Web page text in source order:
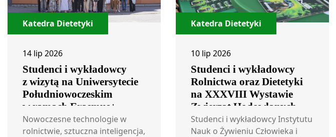
Katedra Dietetyki
14 lip 2026
Studenci i wykładowcy
z wizytą na Uniwersytecie
Południowoczeskim
w ramach Erasmus+
Nowoczesne technologie w
rolnictwie, sztuczna inteligencja,
Katedra Dietetyki
10 lip 2026
Studenci i wykładowcy
Rolnictwa oraz Dietetyki
na XXXVIII Wystawie
Zwierząt Hodowlanych
w Sitnie
Studenci i wykładowcy Instytutu
Nauk o Żywieniu Człowieka i